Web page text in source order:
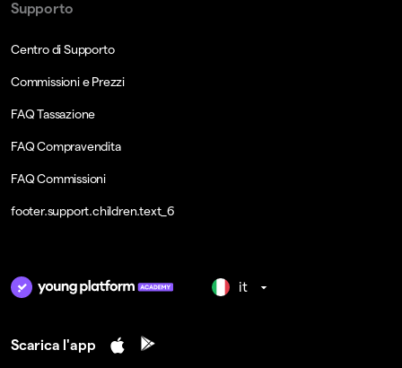
Supporto
Centro di Supporto
Commissioni e Prezzi
FAQ Tassazione
FAQ Compravendita
FAQ Commissioni
footer.support.children.text_6
it
Scarica l'app